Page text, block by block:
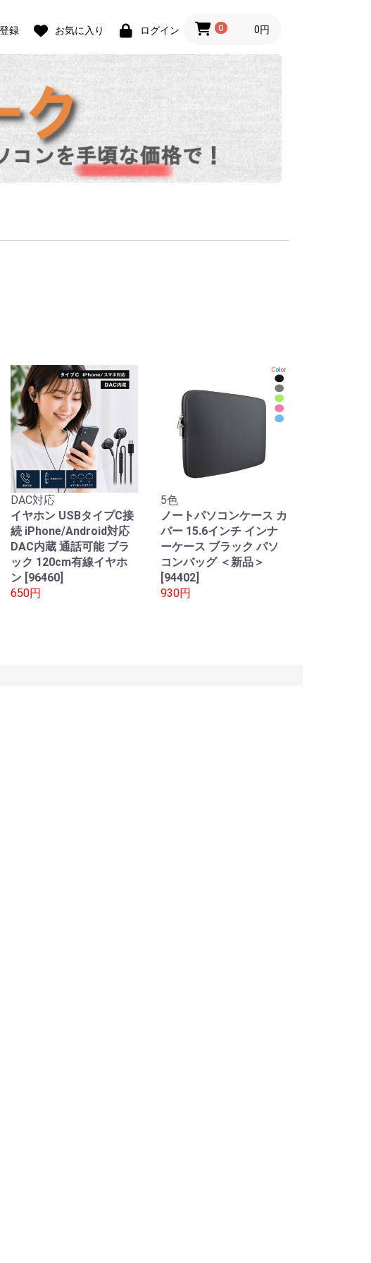
録 お気に入り ログイン 0 0円
DAC対応
イヤホン USBタイプC接
続 iPhone/Android対応
DAC内蔵 通話可能 ブラ
ック 120cm有線イヤホ
ン [96460]
650円
5色
ノートパソコンケース カ
バー 15.6インチ インナ
ーケース ブラック パソ
コンバッグ ＜新品＞
[94402]
930円